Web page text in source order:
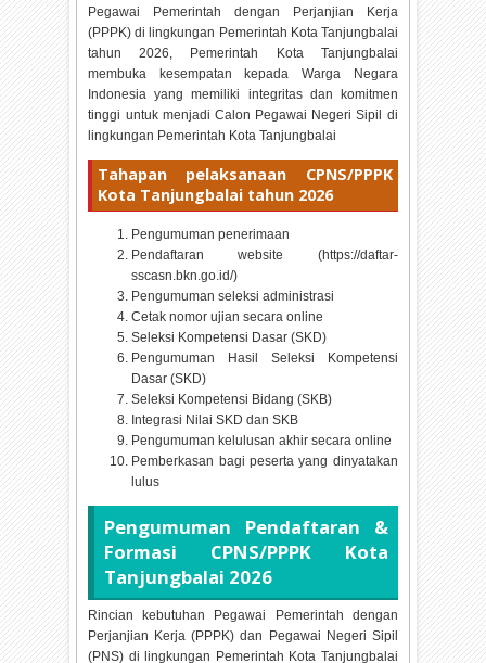
Pegawai Pemerintah dengan Perjanjian Kerja
(PPPK) di lingkungan Pemerintah Kota Tanjungbalai
tahun2026, Pemerintah Kota Tanjungbalai
membuka kesempatan kepada Warga Negara
Indonesia yang memiliki integritas dan komitmen
tinggi untuk menjadi Calon Pegawai Negeri Sipil di
lingkungan Pemerintah Kota Tanjungbalai
Tahapan pelaksanaan CPNS/PPPK
Kota Tanjungbalai tahun 2026
Pengumuman penerimaan
Pendaftaran website (https://daftar-
sscasn.bkn.go.id/)
Pengumuman seleksi administrasi
Cetak nomor ujian secara online
Seleksi Kompetensi Dasar (SKD)
Pengumuman Hasil Seleksi Kompetensi
Dasar (SKD)
Seleksi Kompetensi Bidang (SKB)
Integrasi Nilai SKD dan SKB
Pengumuman kelulusan akhir secara online
Pemberkasan bagi peserta yang dinyatakan
lulus
Pengumuman Pendaftaran &
Formasi CPNS/PPPK Kota
Tanjungbalai 2026
Rincian kebutuhan Pegawai Pemerintah dengan
Perjanjian Kerja (PPPK) dan Pegawai Negeri Sipil
(PNS) di lingkungan Pemerintah Kota Tanjungbalai